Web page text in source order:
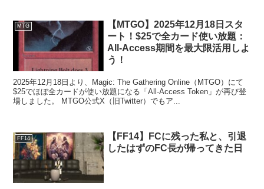
MTG
【MTGO】2025年12月18日スタ
ート！$25で全カード使い放題：
All-Access期間を最大限活用しよ
う！
2025年12月18日より、Magic: The Gathering Online（MTGO）にて
$25でほぼ全カードが使い放題になる「All-Access Token」が再び登
場しました。 MTGO公式X（旧Twitter）でもア...
FF14
【FF14】FCに残った私と、引退
したはずのFC長が帰ってきた日